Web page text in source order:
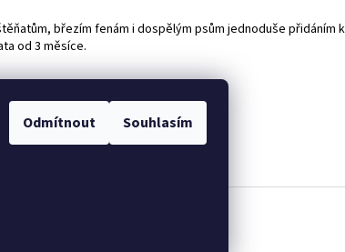
Odmítnout Souhlasím
březím fenám i dospělým psům jednoduše přidáním
od 3 měsíce.